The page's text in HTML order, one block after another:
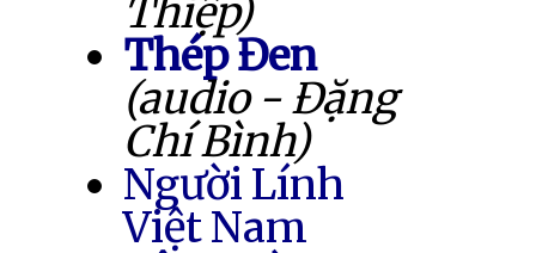
Thiệp)
Thép Đen
(audio - Đặng
Chí Bình)
Người Lính
Việt Nam